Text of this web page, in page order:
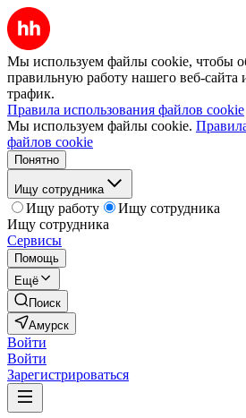
Мы используем файлы cookie, чтобы
правильную работу нашего веб-сайта
трафик.
Правила использования файлов cookie
Мы используем файлы cookie.
файлов cookie
Понятно
Ищу сотрудника
Ищу работу
Ищу сотрудника
Ищу сотрудника
Сервисы
Помощь
Ещё
Поиск
Амурск
Войти
Войти
Зарегистрироваться